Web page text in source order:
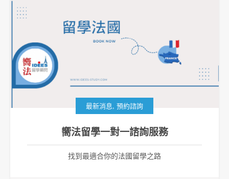
最新消息, 預約諮詢
嚮法留學一對一諮詢服務
找到最適合你的法國留學之路